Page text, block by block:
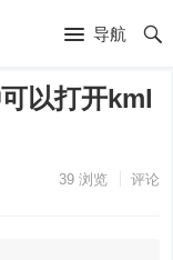
导航
以打开kml
39浏览 评论